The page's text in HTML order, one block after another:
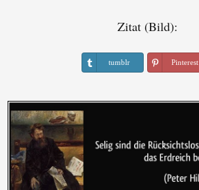
Zitat (Bild):
tumblr Pinterest